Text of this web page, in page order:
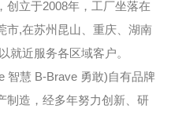
创立于2008年，工厂坐落在
市,在苏州昆山、重庆、湖南
就近服务各区域客户。
智慧 B-Brave 勇敢)自有品牌
制造，经多年努力创新、研